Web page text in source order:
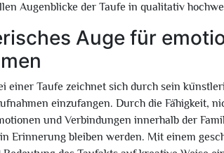
Augenblicke der Taufe in qualitativ
Auge für
einer Taufe zeichnet sich durch sein
einzufangen. Durch die Fähigkeit,
und Verbindungen innerhalb der
Erinnerung bleiben werden. Mit einem